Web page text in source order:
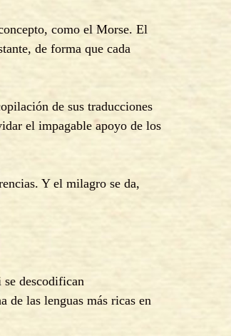
como el Morse. El
de forma que cada
de sus traducciones
el impagable apoyo de los
Y el milagro se da,
descodifican
de las lenguas más ricas en